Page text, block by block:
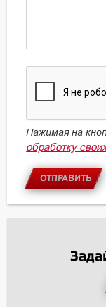
Нажимая на
обработку
ОТПРАВИТЬ